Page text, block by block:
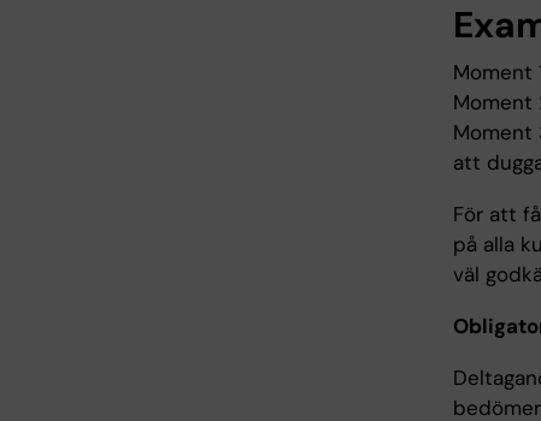
Moment
Moment
Moment
att
För att
på alla
väl